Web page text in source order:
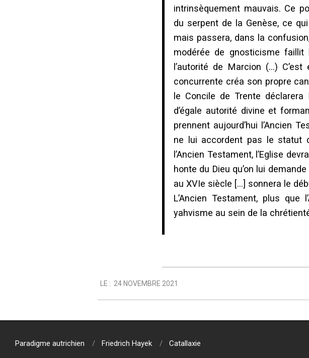
intrinsèquement mauvais. Ce
du serpent de la Genèse, ce
mais passera, dans la
modérée de gnosticisme faillit
l’autorité de Marcion (…)
concurrente créa son propre
le Concile de Trente
d’égale autorité divine et
prennent aujourd’hui l’Ancien
ne lui accordent pas le statut
l’Ancien Testament, l’Eglise
honte du Dieu qu’on lui
au XVIe siècle […] sonnera le
L’Ancien Testament, plus
yahvisme au sein de la
11-
24
LE : 24 NOVEMBRE 2021
Paradigme autrichien Friedrich Hayek Catallaxie